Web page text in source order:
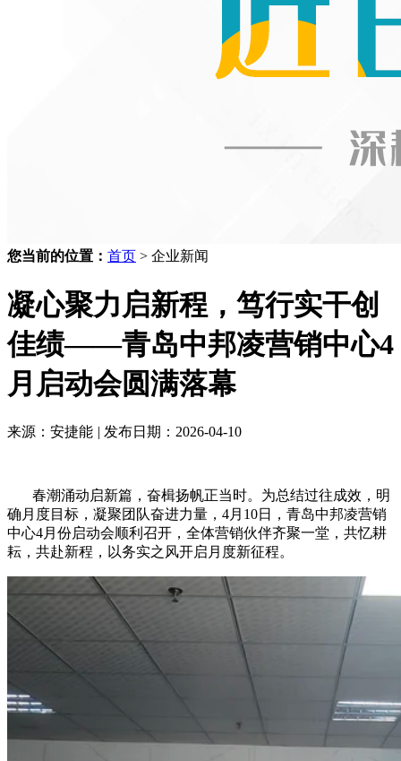
您当前的位置： 首页 > 企业新闻
凝心聚力启新程，笃行实干创
佳绩——青岛中邦凌营销中心4
月启动会圆满落幕
来源：安捷能 | 发布日期：2026-04-10
春潮涌动启新篇，奋楫扬帆正当时。为总结过往成效，明
确月度目标，凝聚团队奋进力量，4月10日，青岛中邦凌营销
中心4月份启动会顺利召开，全体营销伙伴齐聚一堂，共忆耕
耘，共赴新程，以务实之风开启月度新征程。